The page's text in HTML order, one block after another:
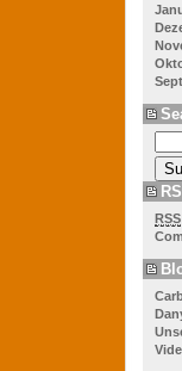
RSS